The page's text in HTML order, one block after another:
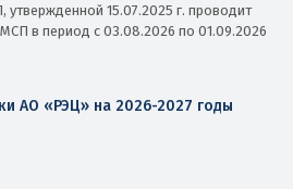
15.07.2025 г. проводит
в период с 03.08.2026 по 01.09.2026
АО «РЭЦ» на 2026-2027 годы